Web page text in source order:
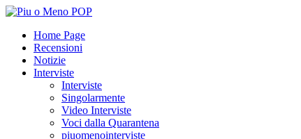
Home Page
Recensioni
Notizie
Interviste
Interviste
Singolarmente
Video Interviste
Voci dalla Quarantena
piuomenointerviste